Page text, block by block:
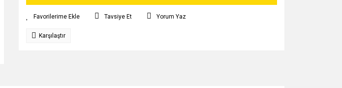
Tavsiye Et Yorum Yaz
Karşılaştır